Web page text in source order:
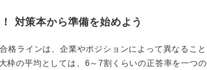
対策本から準備を始めよう
格ラインは、企業やポジションによって異なること
枠の平均としては、6～7割くらいの正答率を一つの